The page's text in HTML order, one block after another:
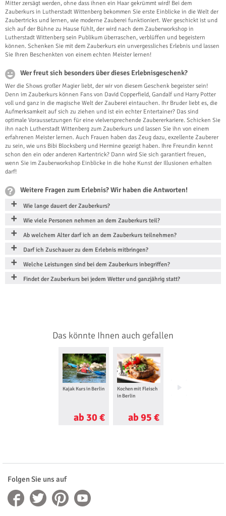
Mitter zersägt werden, ohne dass ihnen ein Haar gekrümmt wird! Bei dem
Zauberkurs in Lutherstadt Wittenberg bekommen Sie erste Einblicke in die Welt der
Zaubertricks und lernen, wie moderne Zauberei funktioniert. Wer geschickt ist und
sich auf der Bühne zu Hause fühlt, der wird nach dem Zauberworkshop in
Lutherstadt Wittenberg sein Publikum überraschen, verblüffen und begeistern
können. Schenken Sie mit dem Zauberkurs ein unvergessliches Erlebnis und lassen
Sie Ihren Beschenkten von einem echten Meister lernen!
Wer freut sich besonders über dieses Erlebnisgeschenk?
Wer die Shows großer Magier liebt, der wir von diesem Geschenk begeister sein!
Denn im Zauberkurs können Fans von David Copperfield, Gandalf und Harry Potter
voll und ganz in die magische Welt der Zauberei eintauchen. Ihr Bruder liebt es, die
Aufmerksamkeit auf sich zu ziehen und ist ein echter Entertainer? Das sind
optimale Voraussetzungen für eine vielversprechende Zaubererkariere. Schicken Sie
ihn nach Lutherstadt Wittenberg zum Zauberkurs und lassen Sie ihn von einem
erfahrenen Meister lernen. Auch Frauen haben das Zeug dazu, exzellente Zauberer
zu sein, wie uns Bibi Blocksberg und Hermine gezeigt haben. Ihre Freundin kennt
schon den ein oder anderen Kartentrick? Dann wird Sie sich garantiert freuen,
wenn Sie im Zauberworkshop Einblicke in die hohe Kunst der Illusionen erhalten
darf!
Weitere Fragen zum Erlebnis? Wir haben die Antworten!
Wie lange dauert der Zauberkurs?
Wie viele Personen nehmen an dem Zauberkurs teil?
Ab welchem Alter darf ich an dem Zauberkurs teilnehmen?
Darf ich Zuschauer zu dem Erlebnis mitbringen?
Welche Leistungen sind bei dem Zauberkurs inbegriffen?
Findet der Zauberkurs bei jedem Wetter und ganzjährig statt?
Das könnte Ihnen auch gefallen
Kajak Kurs in Berlin
ab 30 €
Kochen mit Fleisch
in Berlin
ab 95 €
Cocktail Kurs in
Folgen Sie uns auf